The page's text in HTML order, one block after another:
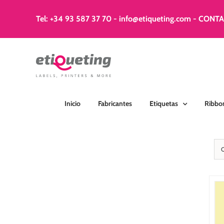
Tel: +34 93 587 37 70 - info@etiqueting.com -
Inicio Fabricantes Etiquetas